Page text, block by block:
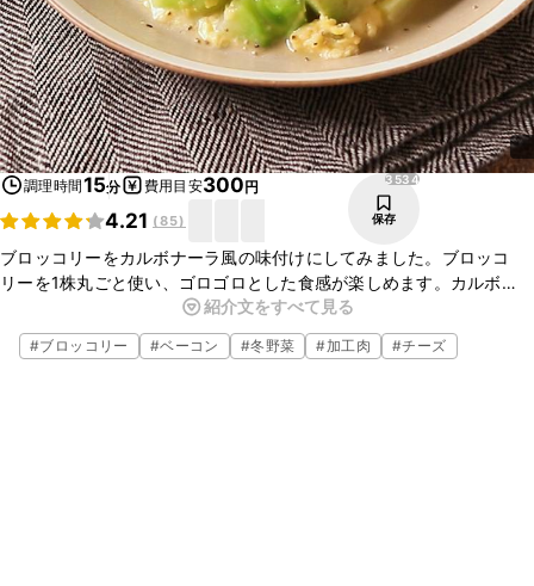
調理時間15分 費用目安300円
4.21 (85)
3534
保存
ブロッコリーをカルボナーラ風の味付けにしてみました。ブロッコ
リーを1株丸ごと使い、ゴロゴロとした食感が楽しめます。カルボ
ナーラのトロトロまろやかな味がお箸を進める一品になっていますの
で、ぜひ試してみてくださいね。
紹介文をすべて見る
#ブロッコリー #ベーコン #冬野菜 #加工肉 #チーズ